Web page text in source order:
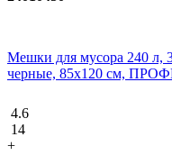
Мешки для мусора 240 л,
черные, 85x120 см,
4.6
14
+